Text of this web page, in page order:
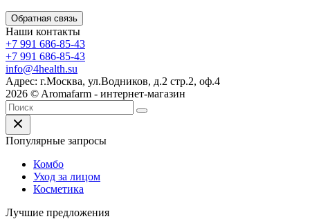
Обратная связь
Наши контакты
+7 991 686-85-43
+7 991 686-85-43
info@4health.su
Адрес: г.Москва, ул.Водников, д.2 стр.2, оф.4
2026 © Aromafarm - интернет-магазин
Популярные запросы
Комбо
Уход за лицом
Косметика
Лучшие предложения